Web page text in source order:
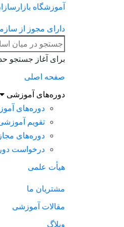
آموزشگاه
دارای مجوز از
برای آغاز جستجو
صفحه اصلی
دوره‌های آموزشی
دوره‌های
تقویم
دوره‌های
درخواست
هیأت علمی
مشتریان ما
مقالات آموزشی
وبلاگ